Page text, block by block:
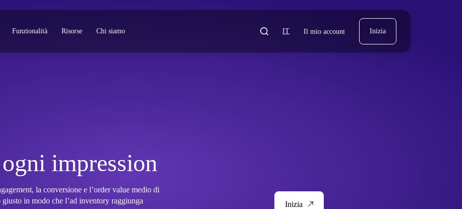
Funzionalità Risorse Chi siamo IT Il mio account Inizia
impression
la conversione e l’order value medio di
in modo che l’ad inventory raggiunga
Inizia